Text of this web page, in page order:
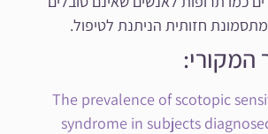
חזותית הניתנת לטיפול.
המקורי:
The prevalence of scotopic
syndrome in subjects